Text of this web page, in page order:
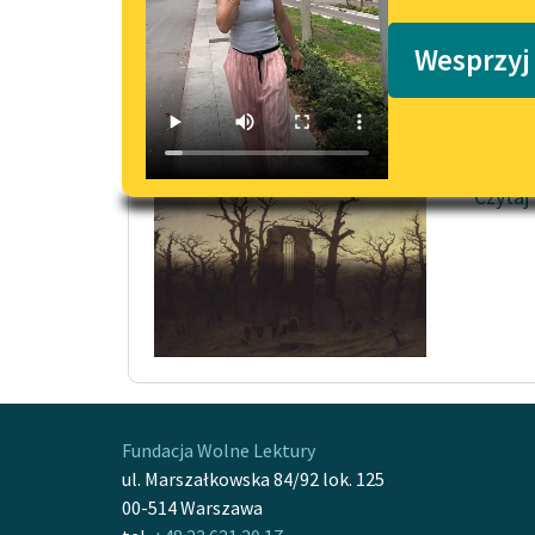
Do
Czytaj
Fundacja Wolne Lektury
ul. Marszałkowska 84/92 lok. 125
00-514 Warszawa